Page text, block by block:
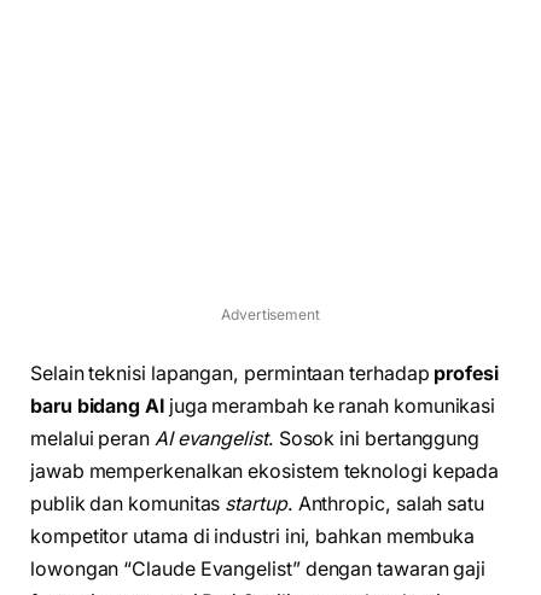
Advertisement
Selain teknisi lapangan, permintaan terhadap profesi
baru bidang AIjuga merambah ke ranah komunikasi
melalui peran AI evangelist. Sosok ini bertanggung
jawab memperkenalkan ekosistem teknologi kepada
publik dan komunitas startup. Anthropic, salah satu
kompetitor utama di industri ini, bahkan membuka
lowongan “Claude Evangelist” dengan tawaran gaji